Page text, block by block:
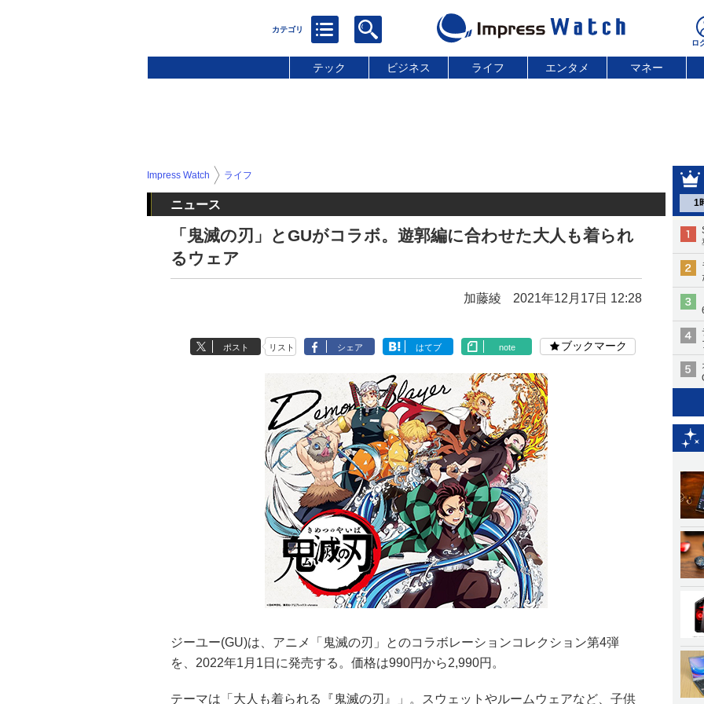
テック ビジネス ライフ エンタメ マネー
1
Impress Watch ライフ
ニュース
「鬼滅の刃」とGUがコラボ。遊郭編に合わせた大人も着られ
るウェア
加藤綾 2021年12月17日 12:28
ポスト リスト シェア はてブ note ブックマーク
ジーユー(GU)は、アニメ「鬼滅の刃」とのコラボレーションコレクション第4弾
を、2022年1月1日に発売する。価格は990円から2,990円。
テーマは「大人も着られる『鬼滅の刃』」。スウェットやルームウェアなど、子供